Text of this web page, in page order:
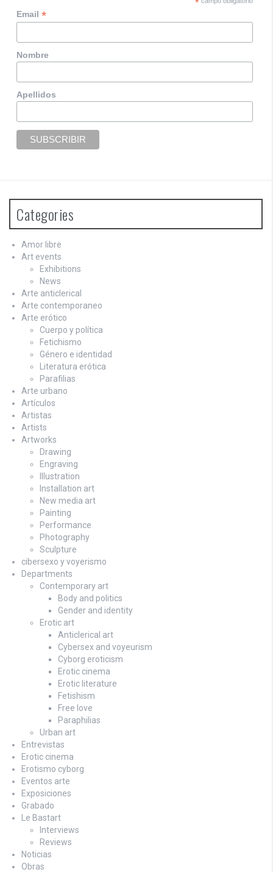
*
Email*
Nombre
Apellidos
Categories
Amor libre
Art events
Exhibitions
News
Arte anticlerical
Arte contemporaneo
Arte erótico
Cuerpo y política
Fetichismo
Género e identidad
Literatura erótica
Parafilias
Arte urbano
Artículos
Artistas
Artists
Artworks
Drawing
Engraving
Illustration
Installation art
New media art
Painting
Performance
Photography
Sculpture
cibersexo y voyerismo
Departments
Contemporary art
Body and politics
Gender and identity
Erotic art
Anticlerical art
Cybersex and voyeurism
Cyborg eroticism
Erotic cinema
Erotic literature
Fetishism
Free love
Paraphilias
Urban art
Entrevistas
Erotic cinema
Erotismo cyborg
Eventos arte
Exposiciones
Grabado
Le Bastart
Interviews
Reviews
Noticias
Obras